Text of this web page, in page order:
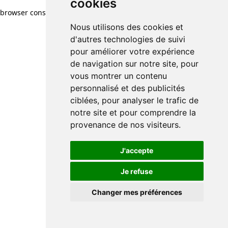
cookies
Nous utilisons des cookies et
d'autres technologies de suivi
pour améliorer votre expérience
de navigation sur notre site, pour
vous montrer un contenu
personnalisé et des publicités
ciblées, pour analyser le trafic de
notre site et pour comprendre la
provenance de nos visiteurs.
J'accepte
Je refuse
Changer mes préférences
browser console for more information)